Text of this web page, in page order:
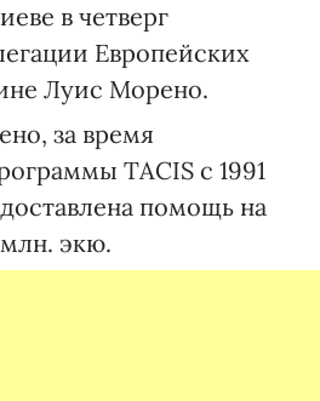
в четверг
Европейских
Луис Морено.
за время
TACIS с 1991
помощь на
экю.